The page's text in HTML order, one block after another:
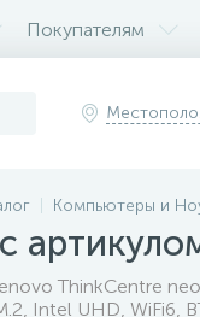
Покупателям
Компьютеры и
ThinkCentre
Intel UHD, WiFi6,